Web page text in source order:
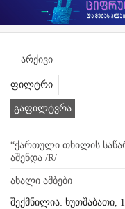
არქივი
ფილტრი
გაფილტვრა
“ქართული თხილის
აშენდა /R/
ახალი ამბები
შექმნილია: ხუთშაბათი,